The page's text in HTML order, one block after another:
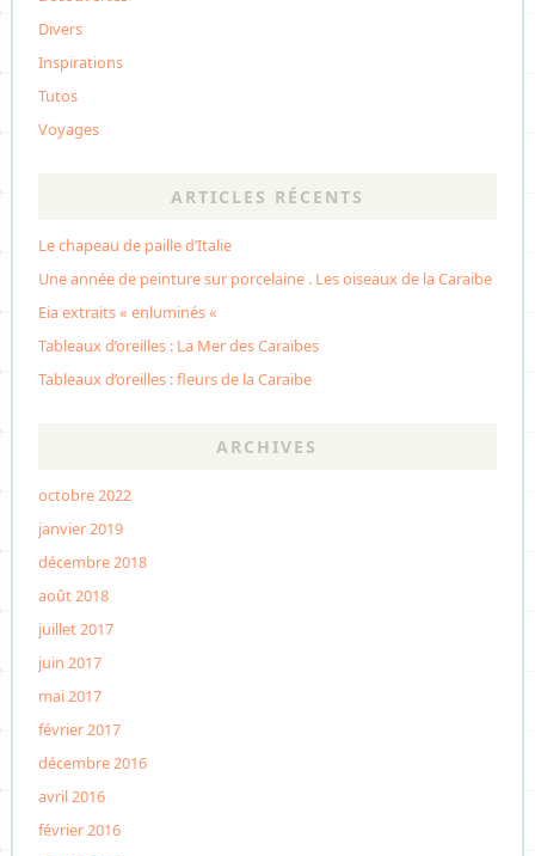
Divers
Inspirations
Tutos
Voyages
ARTICLES RÉCENTS
Le chapeau de paille d’Italie
Une année de peinture sur porcelaine . Les oiseaux de la Caraibe
Eia extraits « enluminés «
Tableaux d’oreilles : La Mer des Caraïbes
Tableaux d’oreilles : fleurs de la Caraibe
ARCHIVES
octobre 2022
janvier 2019
décembre 2018
août 2018
juillet 2017
juin 2017
mai 2017
février 2017
décembre 2016
avril 2016
février 2016